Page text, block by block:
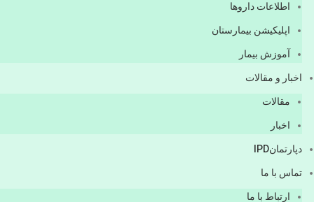
اطلاعات دارو‌ها
اپليكيشن بيمارستان
آموزش بیمار
اخبار و مقالات
مقالات
اخبار
دپارتمانIPD
تماس با ما
ارتباط با ما